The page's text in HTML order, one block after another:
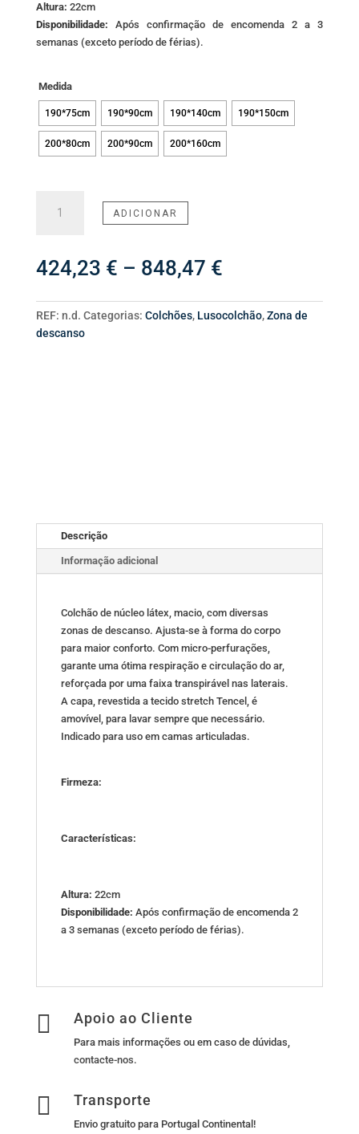
Altura: 22cm
Disponibilidade: Após confirmação de encomenda 2 a 3
semanas (exceto período de férias).
Medida
190*75cm 190*90cm 190*140cm 190*150cm
200*80cm 200*90cm 200*160cm
ADICIONAR
424,23 € – 848,47 €Price
424,23 €
through
REF: n.d. Categorias: Colchões, Lusocolchão,Zona de
descanso
Descrição
Informação adicional
Colchão de núcleo látex, macio, com diversas
zonas de descanso. Ajusta-se à forma do corpo
para maior conforto. Com micro-perfurações,
garante uma ótima respiração e circulação do ar,
reforçada por uma faixa transpirável nas laterais.
A capa, revestida a tecido stretch Tencel, é
amovível, para lavar sempre que necessário.
Indicado para uso em camas articuladas.
Firmeza:
Características:
Altura: 22cm
Disponibilidade: Após confirmação de encomenda 2
a 3 semanas (exceto período de férias).
 Apoio ao Cliente
Para mais informações ou em caso de dúvidas,
contacte-nos.
 Transporte
Envio gratuito para Portugal Continental!